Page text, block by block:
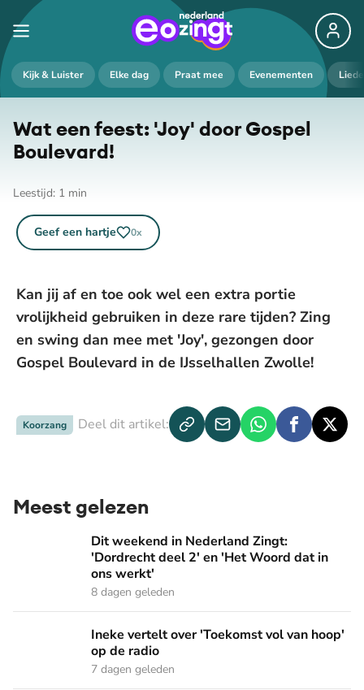
Kijk & Luister Elke dag Praat mee Evenementen
De weergave van deze video vereist jouw
toestemming voor social media cookies.
Wat een feest: 'Joy' door Gospel
Boulevard!
Leestijd: 1 min
Geef een hartje 0x
Kan jij af en toe ook wel een extra portie
vrolijkheid gebruiken in deze rare tijden? Zing
en swing dan mee met 'Joy', gezongen door
Gospel Boulevard in de IJsselhallen Zwolle!
Koorzang Deel dit artikel:
Meest gelezen
Dit weekend in Nederland Zingt: 'Dordrecht deel 2' en
Dit weekend in Nederland Zingt:
'Dordrecht deel 2' en 'Het Woord dat in
ons werkt'
8 dagen geleden
Ineke vertelt over 'Toekomst vol van hoop' op de radio
Ineke vertelt over 'Toekomst vol van hoop'
op de radio
7 dagen geleden